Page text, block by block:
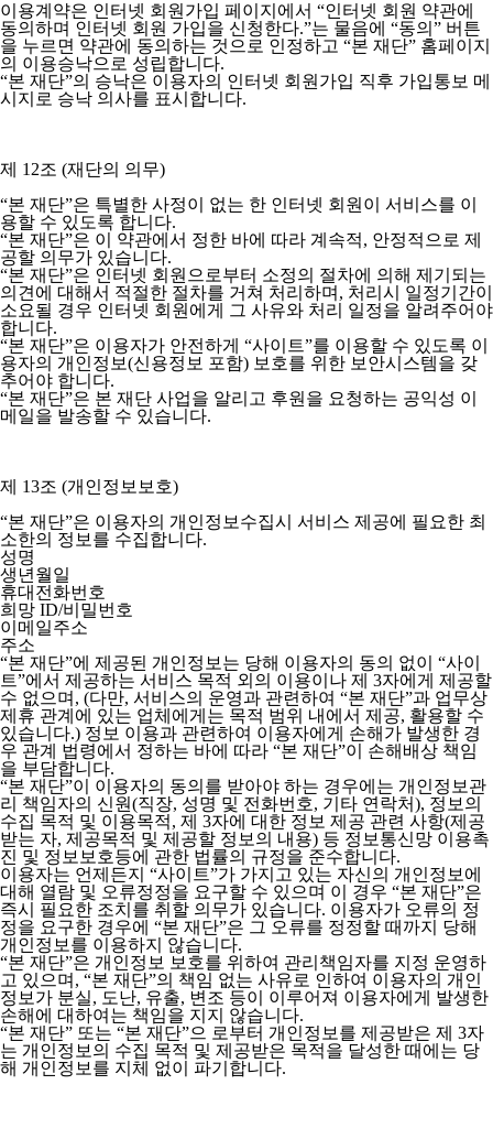
이용계약은 인터넷 회원가입 페이지에서 “인터넷 회원 약관에
동의하며 인터넷 회원 가입을 신청한다.”는 물음에 “동의” 버튼
을 누르면 약관에 동의하는 것으로 인정하고 “본 재단” 홈페이지
의 이용승낙으로 성립합니다.
“본 재단”의 승낙은 이용자의 인터넷 회원가입 직후 가입통보 메
시지로 승낙 의사를 표시합니다.
제 12조 (재단의 의무)
“본 재단”은 특별한 사정이 없는 한 인터넷 회원이 서비스를 이
용할 수 있도록 합니다.
“본 재단”은 이 약관에서 정한 바에 따라 계속적, 안정적으로 제
공할 의무가 있습니다.
“본 재단”은 인터넷 회원으로부터 소정의 절차에 의해 제기되는
의견에 대해서 적절한 절차를 거쳐 처리하며, 처리시 일정기간이
소요될 경우 인터넷 회원에게 그 사유와 처리 일정을 알려주어야
합니다.
“본 재단”은 이용자가 안전하게 “사이트”를 이용할 수 있도록 이
용자의 개인정보(신용정보 포함) 보호를 위한 보안시스템을 갖
추어야 합니다.
“본 재단”은 본 재단 사업을 알리고 후원을 요청하는 공익성 이
메일을 발송할 수 있습니다.
제 13조 (개인정보보호)
“본 재단”은 이용자의 개인정보수집시 서비스 제공에 필요한 최
소한의 정보를 수집합니다.
성명
생년월일
휴대전화번호
희망 ID/비밀번호
이메일주소
주소
“본 재단”에 제공된 개인정보는 당해 이용자의 동의 없이 “사이
트”에서 제공하는 서비스 목적 외의 이용이나 제 3자에게 제공할
수 없으며, (다만, 서비스의 운영과 관련하여 “본 재단”과 업무상
제휴 관계에 있는 업체에게는 목적 범위 내에서 제공, 활용할 수
있습니다.) 정보 이용과 관련하여 이용자에게 손해가 발생한 경
우 관계 법령에서 정하는 바에 따라 “본 재단”이 손해배상 책임
을 부담합니다.
“본 재단”이 이용자의 동의를 받아야 하는 경우에는 개인정보관
리 책임자의 신원(직장, 성명 및 전화번호, 기타 연락처), 정보의
수집 목적 및 이용목적, 제 3자에 대한 정보 제공 관련 사항(제공
받는 자, 제공목적 및 제공할 정보의 내용) 등 정보통신망 이용촉
진 및 정보보호등에 관한 법률의 규정을 준수합니다.
이용자는 언제든지 “사이트”가 가지고 있는 자신의 개인정보에
대해 열람 및 오류정정을 요구할 수 있으며 이 경우 “본 재단”은
즉시 필요한 조치를 취할 의무가 있습니다. 이용자가 오류의 정
정을 요구한 경우에 “본 재단”은 그 오류를 정정할 때까지 당해
개인정보를 이용하지 않습니다.
“본 재단”은 개인정보 보호를 위하여 관리책임자를 지정 운영하
고 있으며, “본 재단”의 책임 없는 사유로 인하여 이용자의 개인
정보가 분실, 도난, 유출, 변조 등이 이루어져 이용자에게 발생한
손해에 대하여는 책임을 지지 않습니다.
“본 재단” 또는 “본 재단”으 로부터 개인정보를 제공받은 제 3자
는 개인정보의 수집 목적 및 제공받은 목적을 달성한 때에는 당
해 개인정보를 지체 없이 파기합니다.